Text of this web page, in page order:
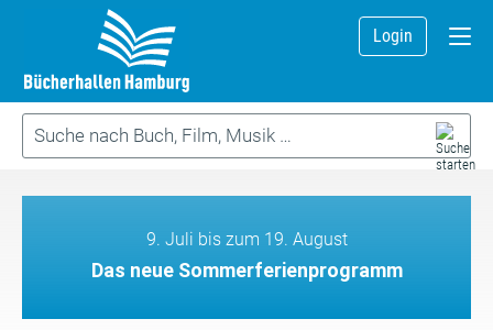
Login
9. Juli bis zum 19. August
Das neue Sommerferienprogramm